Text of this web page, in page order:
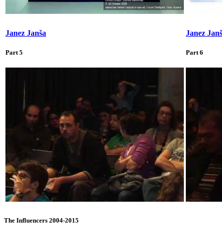
Janez Janša
Part 5
Janez
Part 6
The Influencers 2004-2015